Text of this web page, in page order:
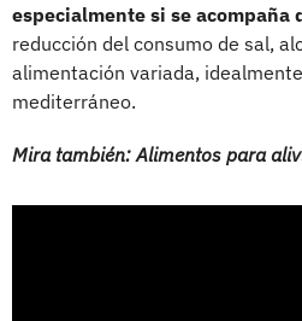
especialmente si se acompaña
reducción del consumo de sal,
alimentación variada,
mediterráneo.
Mira también: Alimentos para